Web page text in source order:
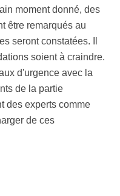
moment donné, des
être remarqués au
seront constatées. Il
soient à craindre.
d'urgence avec la
de la partie
des experts comme
de ces